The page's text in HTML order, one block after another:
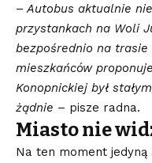
– Autobus aktualnie
przystankach na Woli
bezpośrednio na
mieszkańców
Konopnickiej był
żądnie – pisze radna.
Miasto nie
Na ten moment